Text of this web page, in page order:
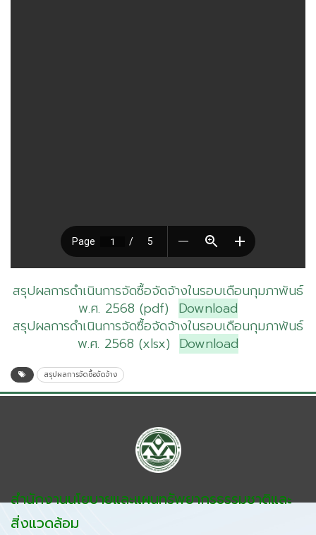
สรุปผลการดำเนินการจัดซื้อจัดจ้างในรอบเดือนกุมภาพันธ์
พ.ศ. 2568 (pdf) Download
สรุปผลการดำเนินการจัดซื้อจัดจ้างในรอบเดือนกุมภาพันธ์
พ.ศ. 2568 (xlsx) Download
สรุปผลการจัดซื้อจัดจ้าง
สำนักงานนโยบายและแผนทรัพยากรธรรมชาติและ
สิ่งแวดล้อม